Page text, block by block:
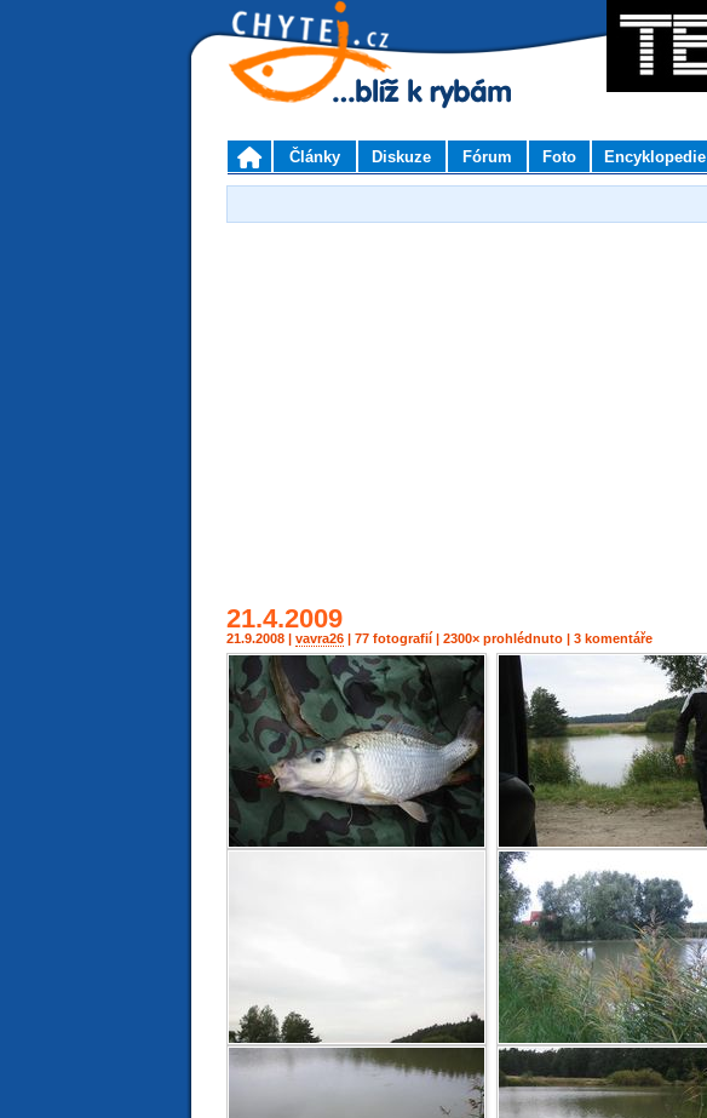
Články Diskuze Fórum Foto Encyklopedie
21.4.2009
21.9.2008 | vavra26 | 77 fotografií | 2300× prohlédnuto | 3 komentáře